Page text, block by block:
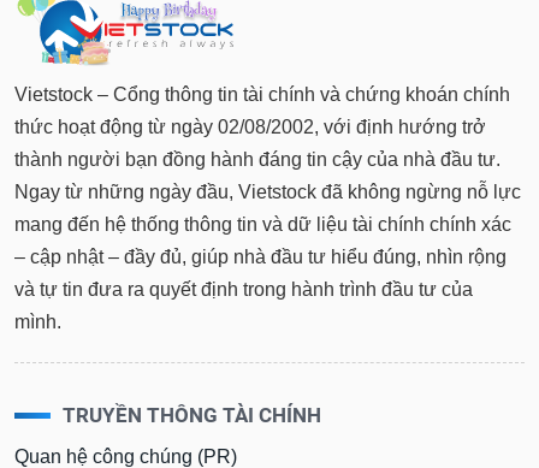
Vietstock – Cổng thông tin tài chính và chứng khoán chính
thức hoạt động từ ngày 02/08/2002, với định hướng trở
thành người bạn đồng hành đáng tin cậy của nhà đầu tư.
Ngay từ những ngày đầu, Vietstock đã không ngừng nỗ lực
mang đến hệ thống thông tin và dữ liệu tài chính chính xác
– cập nhật – đầy đủ, giúp nhà đầu tư hiểu đúng, nhìn rộng
và tự tin đưa ra quyết định trong hành trình đầu tư của
mình.
TRUYỀN THÔNG TÀI CHÍNH
Quan hệ công chúng (PR)